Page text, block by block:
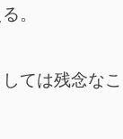
。
ては残念なこ